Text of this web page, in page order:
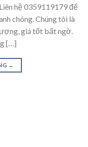
hệ 0359119179 để
chóng. Chúng tôi là
giá tốt bất ngờ.
[…]
→